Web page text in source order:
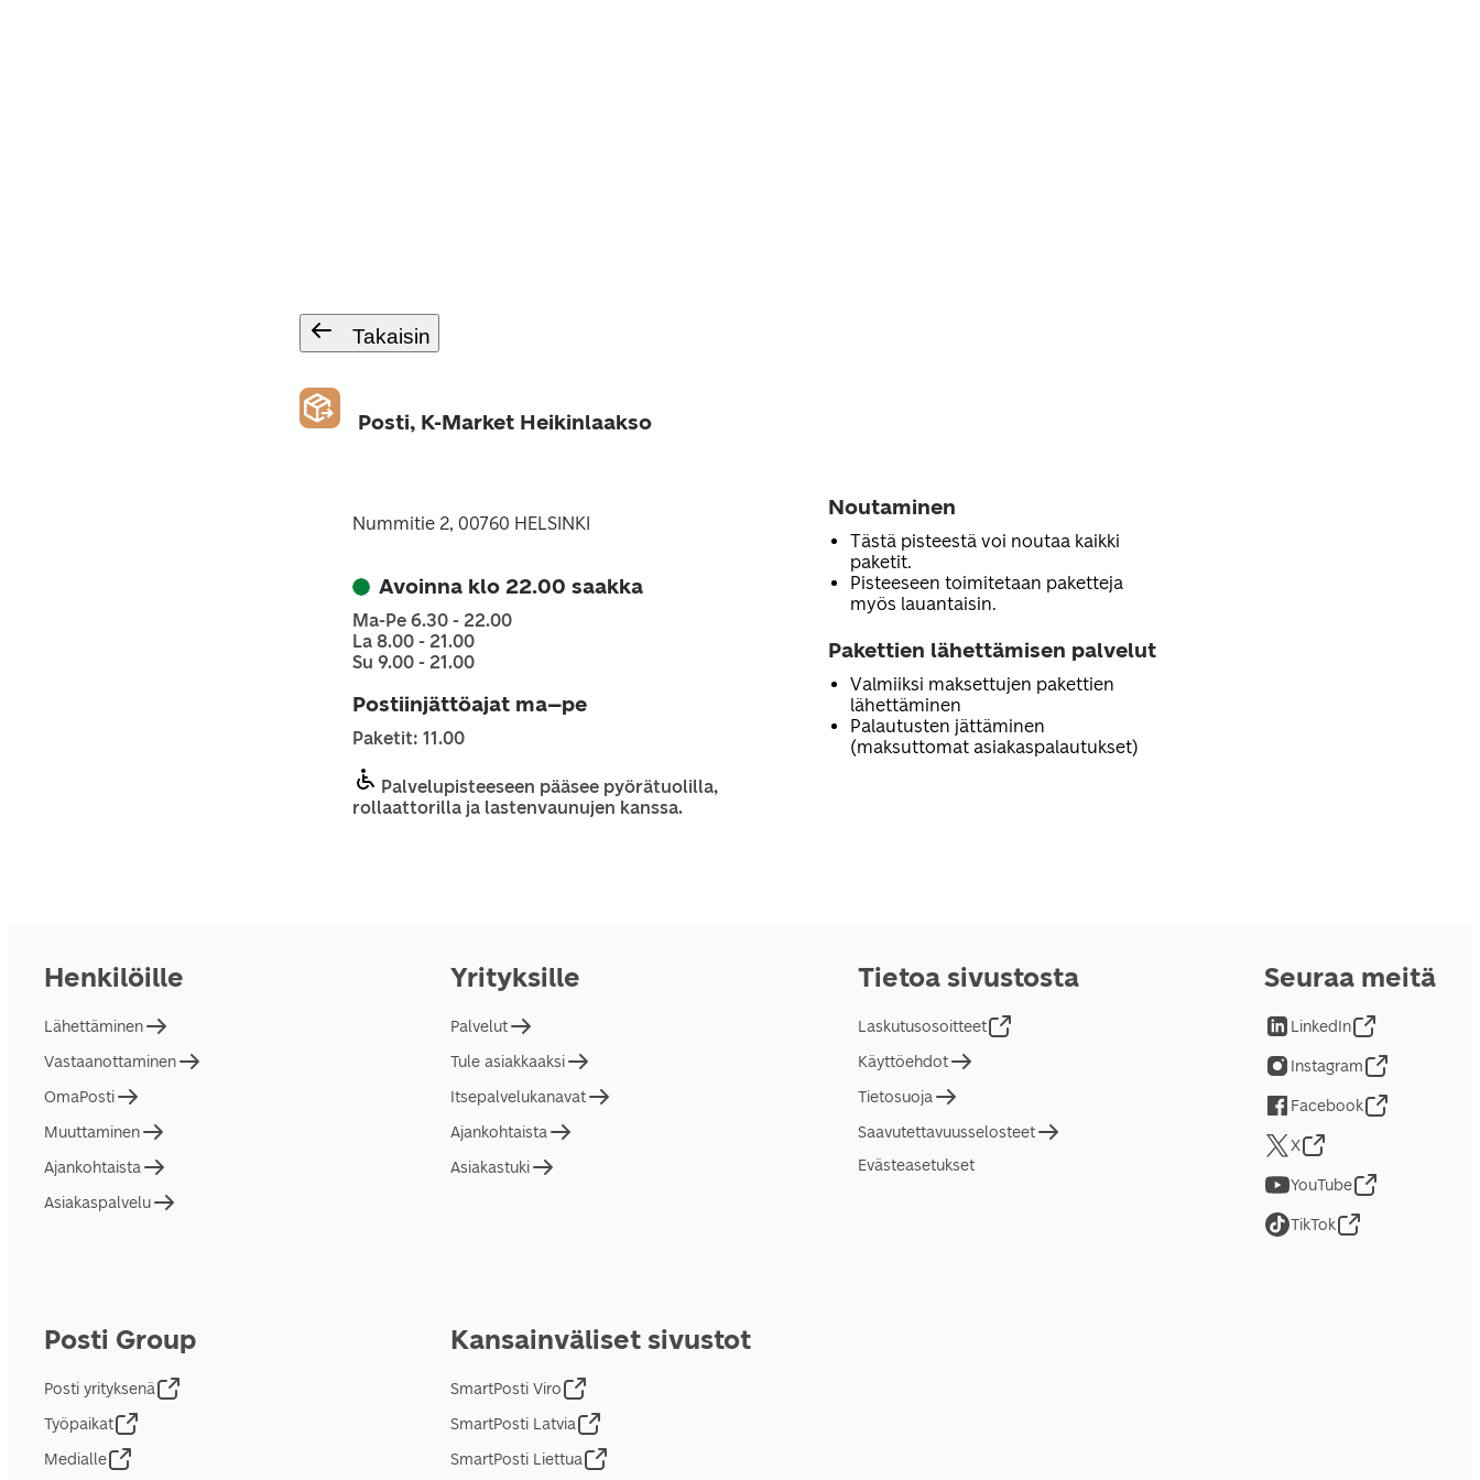
Takaisin
Posti, K-Market Heikinlaakso
Nummitie 2, 00760 HELSINKI
Avoinna klo 22.00 saakka
Ma-Pe 6.30 - 22.00
La 8.00 - 21.00
Su 9.00 - 21.00
Postiinjättöajat ma–pe
Paketit: 11.00
Palvelupisteeseen pääsee pyörätuolilla,
rollaattorilla ja lastenvaunujen kanssa.
Noutaminen
Tästä pisteestä voi noutaa kaikki
paketit.
Pisteeseen toimitetaan paketteja
myös lauantaisin.
Pakettien lähettämisen palvelut
Valmiiksi maksettujen pakettien
lähettäminen
Palautusten jättäminen
(maksuttomat asiakaspalautukset)
Henkilöille
Lähettäminen
Vastaanottaminen
OmaPosti
Muuttaminen
Ajankohtaista
Asiakaspalvelu
Yrityksille
Palvelut
Tule asiakkaaksi
Itsepalvelukanavat
Ajankohtaista
Asiakastuki
Tietoa sivustosta
Laskutusosoitteet
Käyttöehdot
Tietosuoja
Saavutettavuusselosteet
Evästeasetukset
Posti Group
Posti yrityksenä
Työpaikat
Medialle
Kansainväliset sivustot
SmartPosti Viro
SmartPosti Latvia
SmartPosti Liettua
Seuraa meitä
LinkedIn
Instagram
Facebook
X
YouTube
TikTok